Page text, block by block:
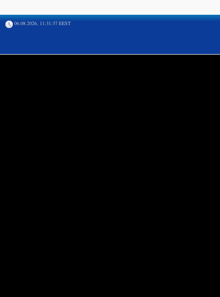
06.08.2026, 11:31:37 EEST